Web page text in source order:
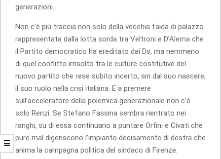
generazioni.
Non c’è più traccia non solo della vecchia faida di palazzo
rappresentata dalla lotta sorda tra Veltroni e D’Alema che
il Partito democratico ha ereditato dai Ds, ma nemmeno
di quel conflitto irrisolto tra le culture costitutive del
nuovo partito che rese subito incerto, sin dal suo nascere,
il suo ruolo nella crisi italiana. E a premere
sull’acceleratore della polemica generazionale non c’è
solo Renzi. Se Stefano Fassina sembra rientrato nei
ranghi, su di essa continuano a puntare Orfini e Civati che
pure mal digeriscono l’impianto decisamente di destra che
anima la campagna politica del sindaco di Firenze.